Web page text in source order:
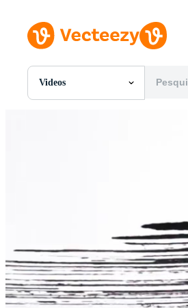
Videos
Todas Imagens
Eventos Editoriais